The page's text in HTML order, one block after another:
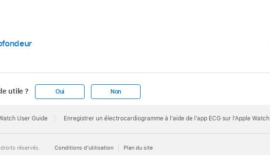
utile ? Oui Non
User Guide Enregistrer un électrocardiogramme à l’aide de l’app ECG sur l’Apple Watch
réservés. Conditions d’utilisation Plan du site